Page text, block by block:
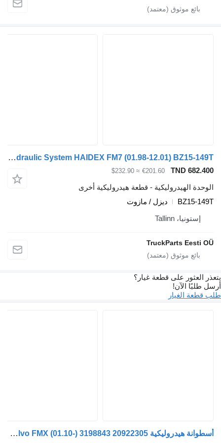
Tail Lift Hydraulic System HAIDEX FM7 (01.98-12.01) BZ15-149T لـ السيارات القاطرة Volvo FM7-FM12, FM, FMX (1998-2014)
TND
€201.60
≈ $232.90
الهيدروليكية - قطعة هيدروليكية أخرى
BZ15-
ديزل / مازوت
إستونيا، Tallinn
TruckParts
على قطعة غيار؟
الآن!
الغيار
أسطوانة هيدروليكية Volvo FMX (01.10-) 3198843 20922305 لـ السيارات القاطرة Volvo FM7-FM12, FM, FMX (1998-2014)